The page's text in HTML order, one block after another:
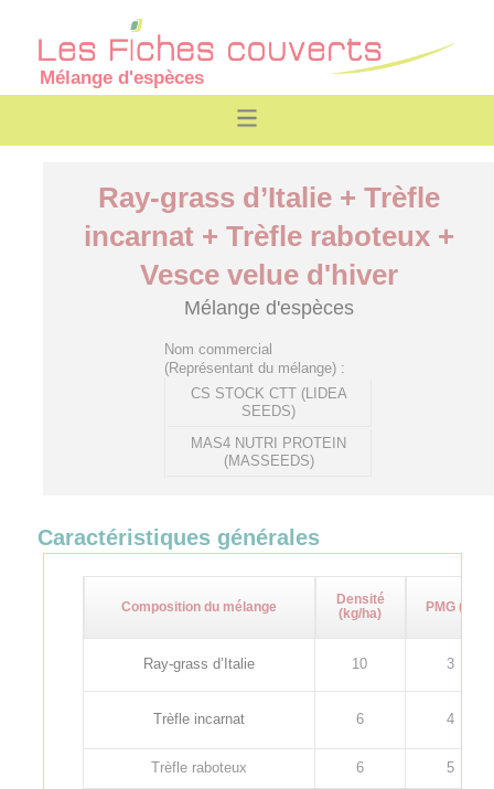
Mélange d'espèces
Ray-grass d’Italie + Trèfle
incarnat + Trèfle raboteux +
Vesce velue d'hiver
Mélange d'espèces
Nom commercial
(Représentant du mélange) :
CS STOCK CTT (LIDEA
SEEDS)
MAS4 NUTRI PROTEIN
(MASSEEDS)
Caractéristiques générales
Composition du mélange
Densité
(kg/ha)
PMG (g)
Ray-grass d’Italie 10 3
Trèfle incarnat 6 4
Trèfle raboteux 6 5